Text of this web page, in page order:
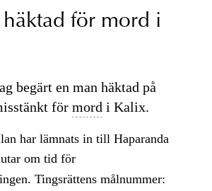
häktad för mord i
begärt en man häktad på
för mord i Kalix.
har lämnats in till Haparanda
om tid för
Tingsrättens målnummer: